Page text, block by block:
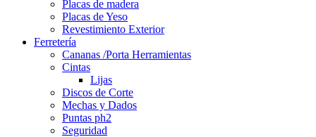
Placas de madera
Placas de Yeso
Revestimiento Exterior
Ferretería
Cananas /Porta Herramientas
Cintas
Lijas
Discos de Corte
Mechas y Dados
Puntas ph2
Seguridad